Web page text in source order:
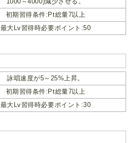
初期習得条件:Pt総量7以上
最大Lv習得時必要ポイント:50
詠唱速度が5～25%上昇。
初期習得条件:Pt総量7以上
最大Lv習得時必要ポイント:30